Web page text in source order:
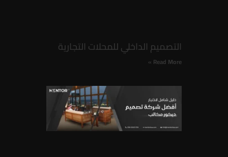
التصميم الداخلي للمحلات التجارية
Read More »